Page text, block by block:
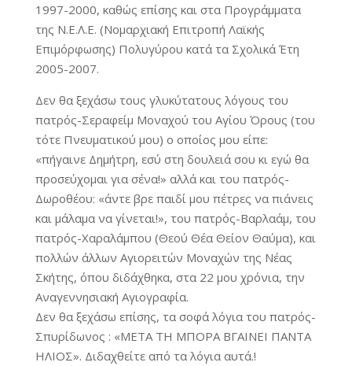
1997-2000, καθώς επίσης και στα Προγράμματα
της Ν.Ε.Λ.Ε. (Νομαρχιακή Επιτροπή Λαϊκής
Επιμόρφωσης) Πολυγύρου κατά τα Σχολικά Έτη
2005-2007.
Δεν θα ξεχάσω τους γλυκύτατους λόγους του
πατρός-Σεραφείμ Μοναχού του Αγίου Όρους (του
τότε Πνευματικού μου) ο οποίος μου είπε:
«πήγαινε Δημήτρη, εσύ στη δουλειά σου κι εγώ θα
προσεύχομαι για σένα!» αλλά και του πατρός-
Δωροθέου: «άντε βρε παιδί μου πέτρες να πιάνεις
και μάλαμα να γίνεται!», του πατρός-Βαρλαάμ, του
πατρός-Χαραλάμπου (Θεού Θέα Θείον Θαύμα), και
πολλών άλλων Αγιορειτών Μοναχών της Νέας
Σκήτης, όπου διδάχθηκα, στα 22 μου χρόνια, την
Αναγεννησιακή Αγιογραφία.
Δεν θα ξεχάσω επίσης, τα σοφά λόγια του πατρός-
Σπυρίδωνος : «ΜΕΤΑ ΤΗ ΜΠΟΡΑ ΒΓΑΙΝΕΙ ΠΑΝΤΑ
ΗΛΙΟΣ». Διδαχθείτε από τα λόγια αυτά.!